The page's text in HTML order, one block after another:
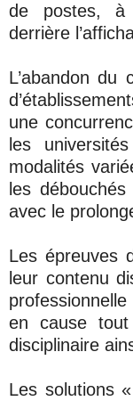
de postes, à
derrière
L’abandon
une
les
modalités
les
avec le
Les épreuves
leur contenu
en cause
disciplinaire
Les solutions